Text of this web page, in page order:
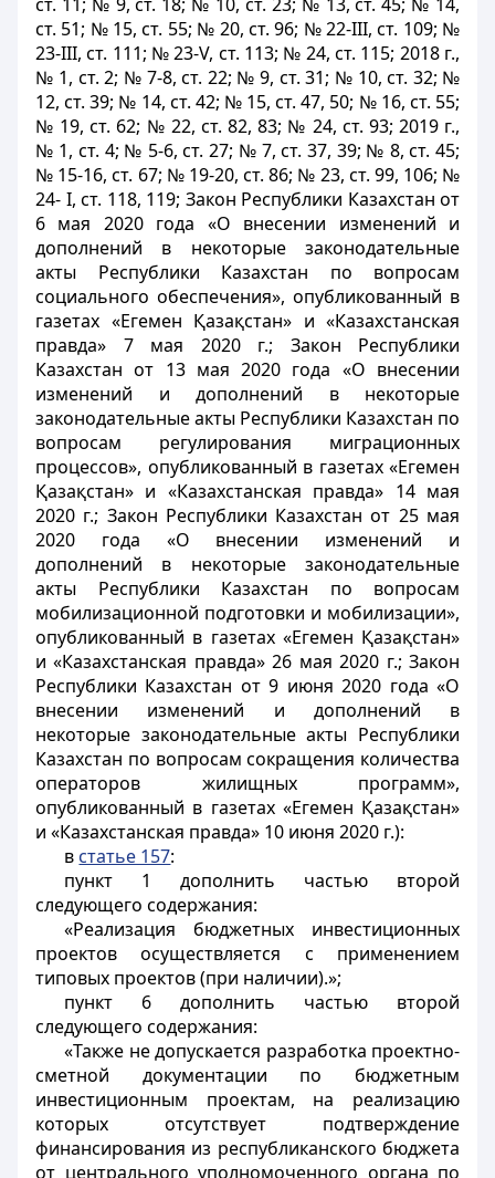
ст. 51; № 15, ст. 55; № 20, ст. 96; № 22-III, ст. 109; №
23-III, ст. 111; № 23-V, ст. 113; № 24, ст. 115; 2018 г.,
№ 1, ст. 2; № 7-8, ст. 22; № 9, ст. 31; № 10, ст. 32; №
12, ст. 39; № 14, ст. 42; № 15, ст. 47, 50; № 16, ст. 55;
№ 19, ст. 62; № 22, ст. 82, 83; № 24, ст. 93; 2019 г.,
№ 1, ст. 4; № 5-6, ст. 27; № 7, ст. 37, 39; № 8, ст. 45;
№ 15-16, ст. 67; № 19-20, ст. 86; № 23, ст. 99, 106; №
24- І, ст. 118, 119; Закон Республики Казахстан от
6 мая 2020 года «О внесении изменений и
дополнений в некоторые законодательные
акты Республики Казахстан по вопросам
социального обеспечения», опубликованный в
газетах «Егемен Қазақстан» и «Казахстанская
правда» 7 мая 2020 г.; Закон Республики
Казахстан от 13 мая 2020 года «О внесении
изменений и дополнений в некоторые
законодательные акты Республики Казахстан по
вопросам регулирования миграционных
процессов», опубликованный в газетах «Егемен
Қазақстан» и «Казахстанская правда» 14 мая
2020 г.; Закон Республики Казахстан от 25 мая
2020 года «О внесении изменений и
дополнений в некоторые законодательные
акты Республики Казахстан по вопросам
мобилизационной подготовки и мобилизации»,
опубликованный в газетах «Егемен Қазақстан»
и «Казахстанская правда» 26 мая 2020 г.; Закон
Республики Казахстан от 9 июня 2020 года «О
внесении изменений и дополнений в
некоторые законодательные акты Республики
Казахстан по вопросам сокращения количества
операторов жилищных программ»,
опубликованный в газетах «Егемен Қазақстан»
и «Казахстанская правда» 10 июня 2020 г.):
в статье 157:
пункт 1 дополнить частью второй
следующего содержания:
«Реализация бюджетных инвестиционных
проектов осуществляется с применением
типовых проектов (при наличии).»;
пункт 6 дополнить частью второй
следующего содержания:
«Также не допускается разработка проектно-
сметной документации по бюджетным
инвестиционным проектам, на реализацию
которых отсутствует подтверждение
финансирования из республиканского бюджета
от центрального уполномоченного органа по